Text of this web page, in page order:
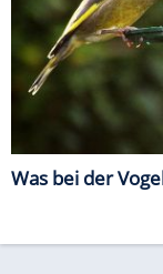
Was bei der